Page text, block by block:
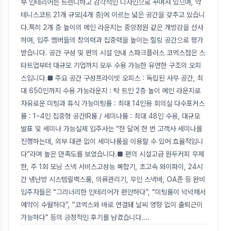
부 인테리어는 트렌디하고 감각적인 디자인으로 꾸며져 있으며, 약
테니스코트 21개 규모(4개 층)에 이르는 넓은 공간을 갖추고 있습니
다.특히 2개 층 높이의 메인 라운지는 중앙정원 같은 개방감을 선사
하며, 입주 멤버들의 창의력과 집중력을 높이는 힐링 공간으로 평가
받습니다. 공간 구성 및 편의 시설 안내 스파크플러스 코엑스점은 스
타트업부터 대규모 기업까지 모두 수용 가능한 유연한 구조의 오피
스입니다.■ 주요 공간 구성프라이빗 오피스 : 독립된 사무 공간, 최
대 650인까지 수용 가능라운지 : 탁 트인 2층 높이 메인 라운지로
자유로운 미팅과 휴식 가능미팅룸 : 최대 14인용 회의실 다수포커스
룸 : 1~4인 집중형 공간IR룸 / 세미나룸 : 최대 48인 수용, 대규모
발표 및 세미나 가능실제 입주사는 “한 달에 한 번 고객사 세미나를
진행하는데, 외부 대관 없이 세미나룸을 이용할 수 있어 효율적입니
다”라며 높은 만족도를 보였습니다.■ 편의 시설고급 원두커피 무제
한, 주 1회 모닝 스낵 서비스고성능 복합기, 초고속 와이파이, 24시
간 냉난방 시스템릴랙스룸, 의류관리기, 무인 스낵바, OA존 등 완비
입주자들은 “그리너리한 인테리어가 편안하다”, “미팅룸이 넉넉해서
예약이 수월하다”, “코엑스와 바로 연결돼 날씨 영향 없이 출퇴근이
가능하다” 등의 긍정적인 후기를 남겼습니다....